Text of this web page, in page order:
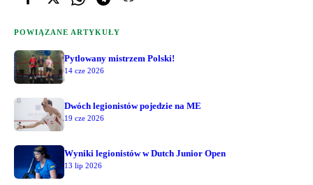
POWIĄZANE ARTYKUŁY
Pytlowany mistrzem Polski!
14 cze 2026
Dwóch legionistów pojedzie na ME
19 cze 2026
Wyniki legionistów w Dutch Junior Open
13 lip 2026